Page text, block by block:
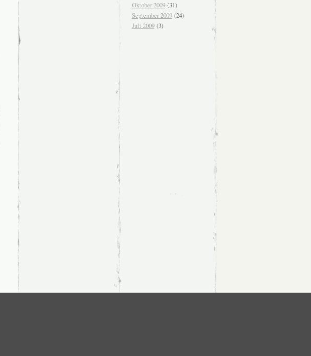
Oktober 2009(31)
September 2009(24)
Juli 2009(3)